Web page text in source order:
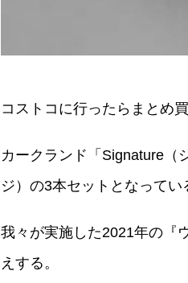
コストコに行ったらまとめ
カークランド「Signature（
ジ）の3本セットとなってい
我々が実施した2021年の『
えする。